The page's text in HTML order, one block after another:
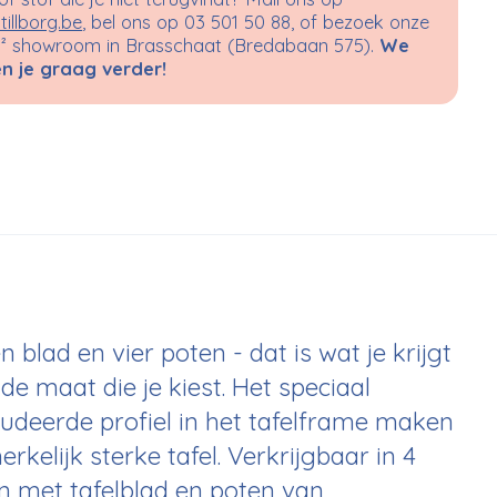
, bel ons op 03 501 50 88, of bezoek onze
showroom in Brasschaat (Bredabaan 575). We
je graag verder!
blad en vier poten - dat is wat je krijgt
maat die je kiest. Het speciaal
profiel in het tafelframe maken
sterke tafel. Verkrijgbaar in 4
met tafelblad en poten van